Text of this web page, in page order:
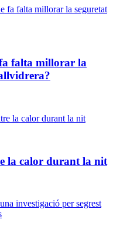
falta millorar la
la calor durant la nit